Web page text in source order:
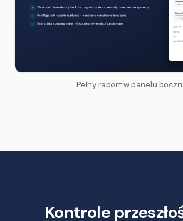
Pełny raport w panelu
Kontrole